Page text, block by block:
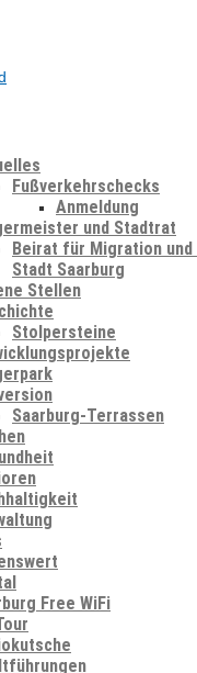
Fußverkehrschecks
Anmeldung
und Stadtrat
Beirat für Migration
Stadt Saarburg
Stellen
Stolpersteine
Saarburg-Terrassen
Free WiFi